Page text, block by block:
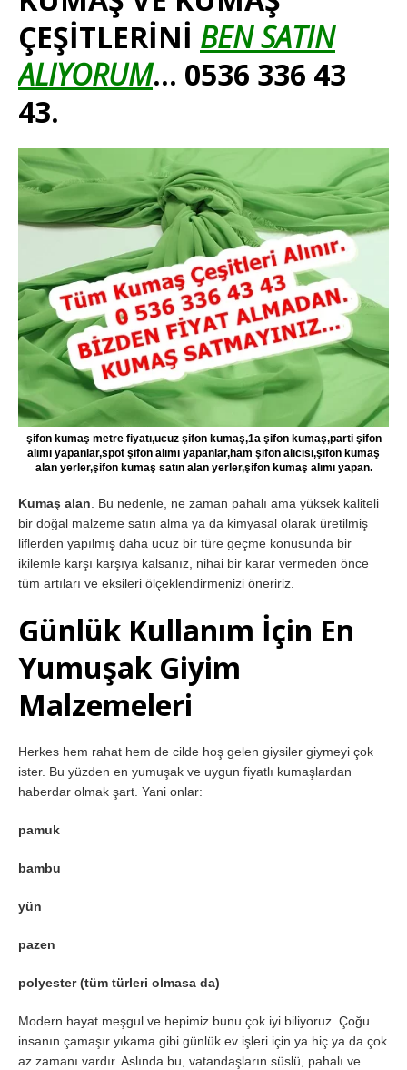
ÇEŞİTLERİNİ BEN SATIN
ALIYORUM… 0536 336 43
43.
şifon kumaş metre fiyatı,ucuz şifon kumaş,1a şifon kumaş,parti şifon
alımı yapanlar,spot şifon alımı yapanlar,ham şifon alıcısı,şifon kumaş
alan yerler,şifon kumaş satın alan yerler,şifon kumaş alımı yapan.
Kumaş alan . Bu nedenle, ne zaman pahalı ama yüksek kaliteli
bir doğal malzeme satın alma ya da kimyasal olarak üretilmiş
liflerden yapılmış daha ucuz bir türe geçme konusunda bir
ikilemle karşı karşıya kalsanız, nihai bir karar vermeden önce
tüm artıları ve eksileri ölçeklendirmenizi öneririz.
Günlük Kullanım İçin En
Yumuşak Giyim
Malzemeleri
Herkes hem rahat hem de cilde hoş gelen giysiler giymeyi çok
ister. Bu yüzden en yumuşak ve uygun fiyatlı kumaşlardan
haberdar olmak şart. Yani onlar:
pamuk
bambu
yün
pazen
polyester (tüm türleri olmasa da)
Modern hayat meşgul ve hepimiz bunu çok iyi biliyoruz. Çoğu
insanın çamaşır yıkama gibi günlük ev işleri için ya hiç ya da çok
az zamanı vardır. Aslında bu, vatandaşların süslü, pahalı ve